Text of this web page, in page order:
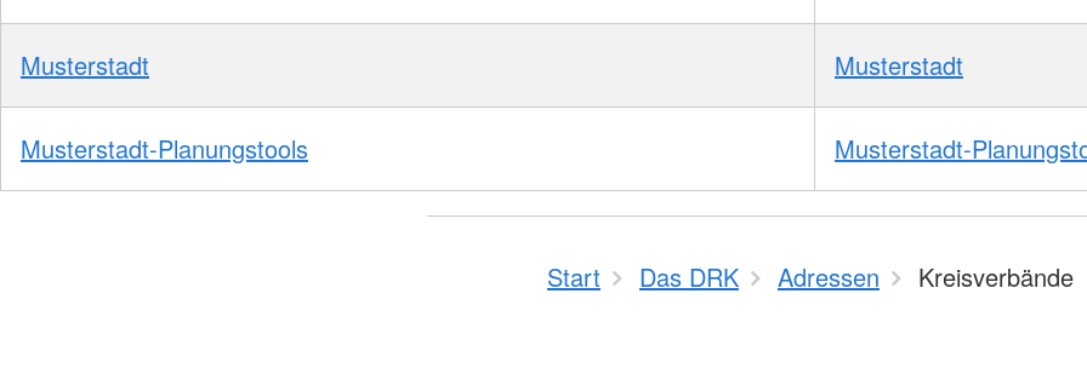
Musterstadt Musterstadt
Musterstadt-Planungstools Musterstadt-
Start Das DRK Adressen Kreisverbände